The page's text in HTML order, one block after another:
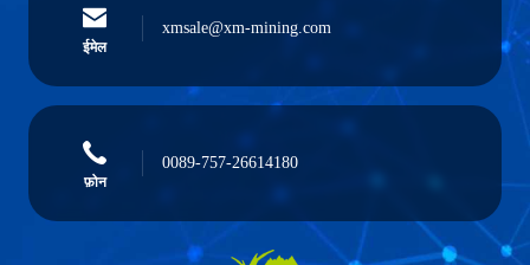
ईमेल
xmsale@xm-mining.com
फ़ोन
0089-757-26614180